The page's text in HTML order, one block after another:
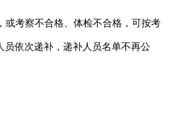
或考察不合格、体检不合格，可按考
员依次递补，递补人员名单不再公